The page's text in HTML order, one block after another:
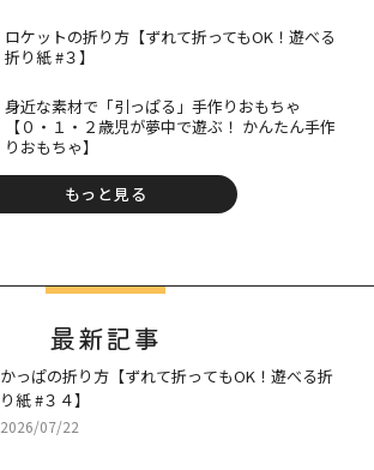
ロケットの折り方【ずれて折ってもOK！遊べる
折り紙 #３】
身近な素材で「引っぱる」手作りおもちゃ
【０・１・２歳児が夢中で遊ぶ！ かんたん手作
りおもちゃ】
もっと見る
最新記事
かっぱの折り方【ずれて折ってもOK！遊べる折
り紙 #３４】
2026/07/22